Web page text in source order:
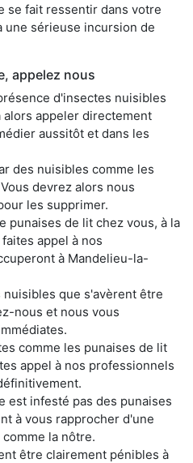
se fait ressentir dans votre
une sérieuse incursion de
appelez nous
d'insectes nuisibles
appeler directement
aussitôt et dans les
des nuisibles comme les
devrez alors nous
les supprimer.
punaises de lit chez vous, à la
appel à nos
à Mandelieu-la-
que s'avèrent être
nous et nous vous
comme les punaises de lit
appel à nos professionnels
est infesté pas des punaises
à vous rapprocher d'une
la nôtre.
être clairement pénibles à